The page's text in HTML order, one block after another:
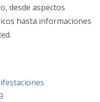
desde aspectos
hasta informaciones